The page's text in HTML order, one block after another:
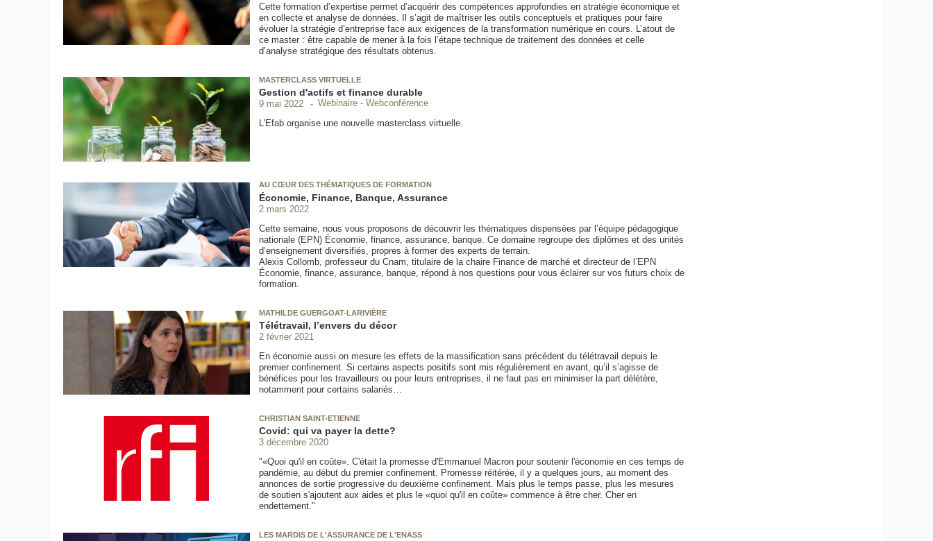
Cette formation d’expertise permet d’acquérir des compétences approfondies en stratégie économique et
en collecte et analyse de données. Il s’agit de maîtriser les outils conceptuels et pratiques pour faire
évoluer la stratégie d’entreprise face aux exigences de la transformation numérique en cours. L’atout de
ce master : être capable de mener à la fois l’étape technique de traitement des données et celle
d’analyse stratégique des résultats obtenus.
MASTERCLASS VIRTUELLE
Gestion d'actifs et finance durable
9 mai 2022
Webinaire - Webconférence
L'Efab organise une nouvelle masterclass virtuelle.
AU CŒUR DES THÉMATIQUES DE FORMATION
Économie, Finance, Banque, Assurance
2 mars 2022
Cette semaine, nous vous proposons de découvrir les thématiques dispensées par l’équipe pédagogique
nationale (EPN) Économie, finance, assurance, banque. Ce domaine regroupe des diplômes et des unités
d’enseignement diversifiés, propres à former des experts de terrain.
Alexis Collomb, professeur du Cnam, titulaire de la chaire Finance de marché et directeur de l’EPN
Économie, finance, assurance, banque, répond à nos questions pour vous éclairer sur vos futurs choix de
formation.
MATHILDE GUERGOAT-LARIVIÈRE
Télétravail, l’envers du décor
2 février 2021
En économie aussi on mesure les effets de la massification sans précédent du télétravail depuis le
premier confinement. Si certains aspects positifs sont mis régulièrement en avant, qu’il s’agisse de
bénéfices pour les travailleurs ou pour leurs entreprises, il ne faut pas en minimiser la part délétère,
notamment pour certains salariés…
CHRISTIAN SAINT-ETIENNE
Covid: qui va payer la dette?
3 décembre 2020
"«Quoi qu'il en coûte». C'était la promesse d'Emmanuel Macron pour soutenir l'économie en ces temps de
pandémie, au début du premier confinement. Promesse réitérée, il y a quelques jours, au moment des
annonces de sortie progressive du deuxième confinement. Mais plus le temps passe, plus les mesures
de soutien s'ajoutent aux aides et plus le «quoi qu'il en coûte» commence à être cher. Cher en
endettement."
LES MARDIS DE L'ASSURANCE DE L'ENASS